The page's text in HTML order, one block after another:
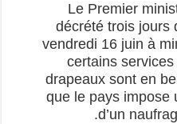
Le Premier
décrété trois jours
vendredi 16 juin à
certains
drapeaux sont en
que le pays impose
d’un